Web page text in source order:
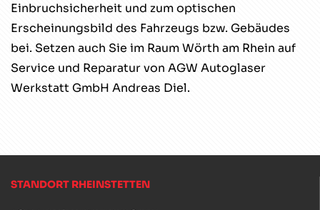
Einbruchsicherheit und zum optischen
Erscheinungsbild des Fahrzeugs bzw. Gebäudes
bei. Setzen auch Sie im Raum Wörth am Rhein auf
Service und Reparatur von AGW Autoglaser
Werkstatt GmbH Andreas Diel.
STANDORT RHEINSTETTEN